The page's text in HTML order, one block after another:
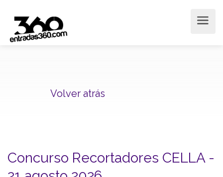
Volver atrás
Concurso Recortadores CELLA -